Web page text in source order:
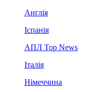
Англія
Іспанія
АПЛ Top News
Італія
Німеччина